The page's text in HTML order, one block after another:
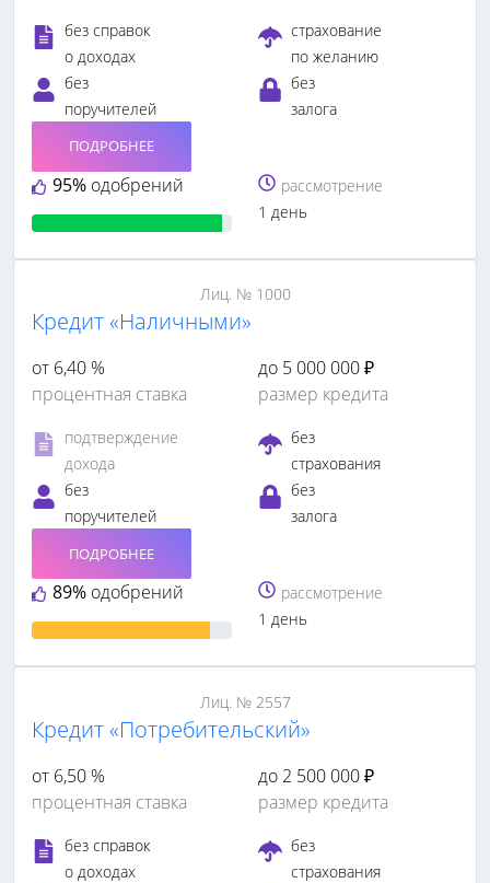
без справок
о доходах
страхование
по желанию
без
поручителей
без
залога
95% одобрений
ПОДРОБНЕЕ
рассмотрение
1 день
Лиц. № 1000
Кредит «Наличными»
от 6,40 %
процентная ставка
до 5 000 000 ₽
размер кредита
подтверждение
дохода
без
страхования
без
поручителей
без
залога
89% одобрений
ПОДРОБНЕЕ
рассмотрение
1 день
Лиц. № 2557
Кредит «Потребительский»
от 6,50 %
процентная ставка
до 2 500 000 ₽
размер кредита
без справок
о доходах
без
страхования